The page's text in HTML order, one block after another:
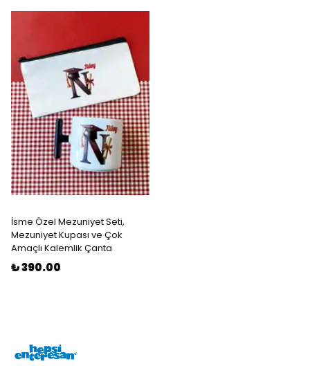
İsme Özel Mezuniyet Seti,
Mezuniyet Kupası ve Çok
Amaçlı Kalemlik Çanta
₺ 390.00